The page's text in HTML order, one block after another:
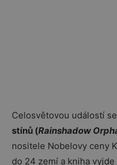
Celosvětovou událostí
stínů (Rainshadow
nositele Nobelovy ceny
do 24 zemí a kniha